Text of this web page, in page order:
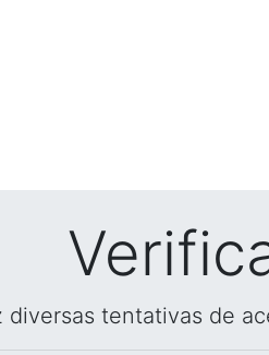
diversas tentativas de